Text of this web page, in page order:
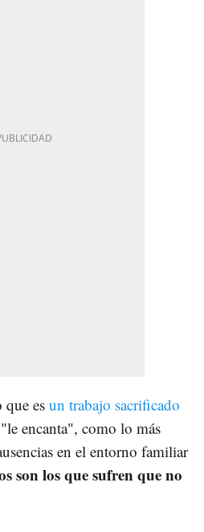
es un trabajo sacrificado
encanta", como lo más
en el entorno familiar
son los que sufren que no